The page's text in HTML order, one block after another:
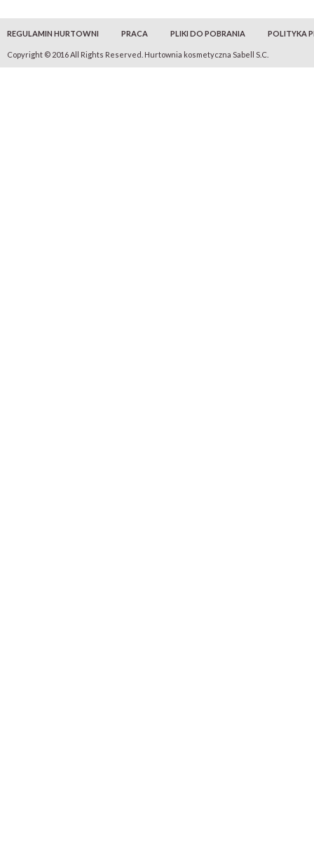
REGULAMIN HURTOWNI PRACA PLIKI DO POBRANIA POLITYKA
Copyright © 2016 All Rights Reserved. Hurtownia kosmetyczna Sabell S.C.